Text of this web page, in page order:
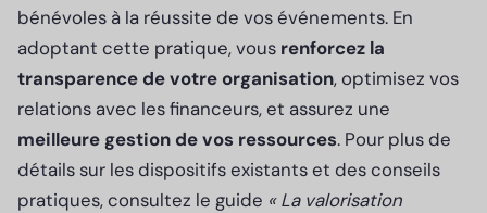
bénévoles à la réussite de vos événements. En
adoptant cette pratique, vous renforcez la
transparence de votre organisation, optimisez vos
relations avec les financeurs, et assurez une
meilleure gestion de vos ressources. Pour plus de
détails sur les dispositifs existants et des conseils
pratiques, consultez le guide « La valorisation